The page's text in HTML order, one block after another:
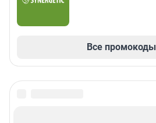
Все промокоды